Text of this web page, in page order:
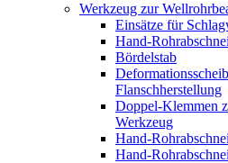
Werkzeug zur
Einsätze für
Hand-
Bördelstab
Flanschherstellung
Doppel-Klemmen
Werkzeug
Hand-
Hand-